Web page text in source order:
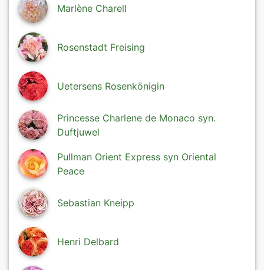
Marlène Charell
Rosenstadt Freising
Uetersens Rosenkönigin
Princesse Charlene de Monaco syn.
Duftjuwel
Pullman Orient Express syn Oriental
Peace
Sebastian Kneipp
Henri Delbard